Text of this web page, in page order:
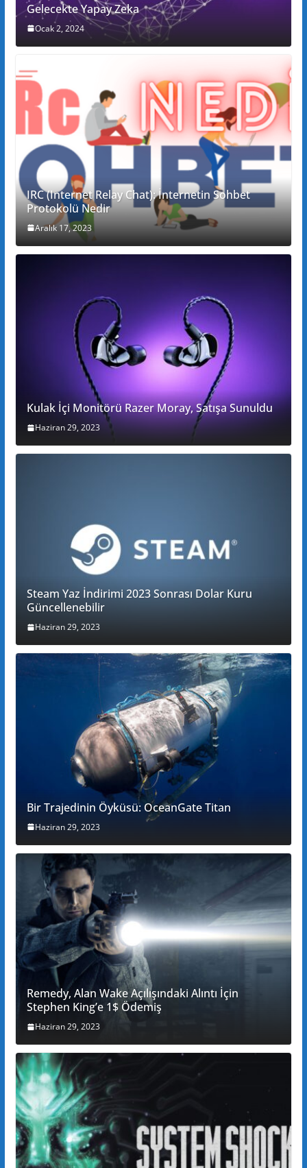
Gelecekte Yapay Zeka
Ocak 2, 2024
IRC (Internet Relay Chat): İnternetin Sohbet
Protokolü Nedir
Aralık 17, 2023
Kulak İçi Monitörü Razer Moray, Satışa Sunuldu
Haziran 29, 2023
Steam Yaz İndirimi 2023 Sonrası Dolar Kuru
Güncellenebilir
Haziran 29, 2023
Bir Trajedinin Öyküsü: OceanGate Titan
Haziran 29, 2023
Remedy, Alan Wake Açılışındaki Alıntı İçin
Stephen King’e 1$ Ödemiş
Haziran 29, 2023